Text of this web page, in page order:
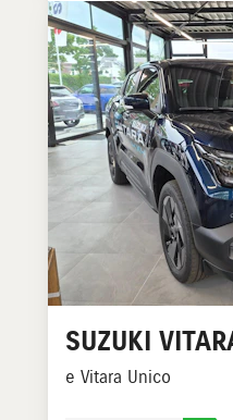
SUZUKI
e Vitara Unico